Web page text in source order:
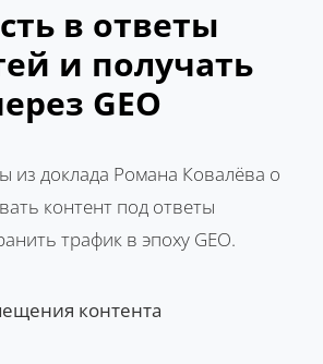
в ответы
и получать
GEO
из доклада Романа Ковалёва о
контент под ответы
трафик в эпоху GEO.
контента